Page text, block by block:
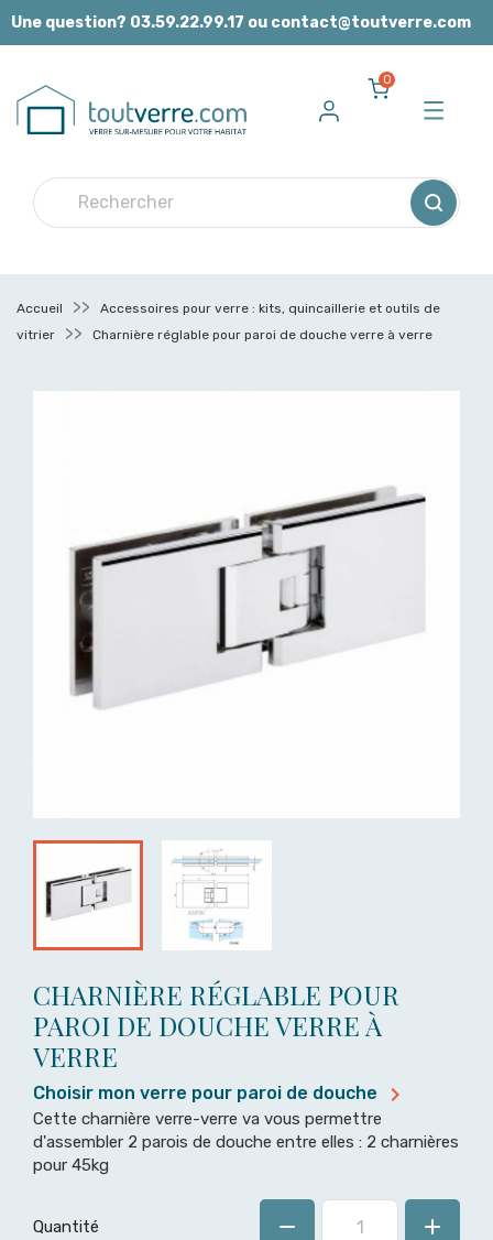
Panneau de gestion des cookies
Une question? 03.59.22.99.17 ou contact@toutverre.com
0
Accueil
Accessoires pour verre : kits, quincaillerie et outils de
vitrier
Charnière réglable pour paroi de douche verre à verre
CHARNIÈRE RÉGLABLE POUR
PAROI DE DOUCHE VERRE À
VERRE
Choisir mon verre pour paroi de douche 
Cette charnière verre-verre va vous permettre
d'assembler 2 parois de douche entre elles : 2 charnières
pour 45kg
Quantité